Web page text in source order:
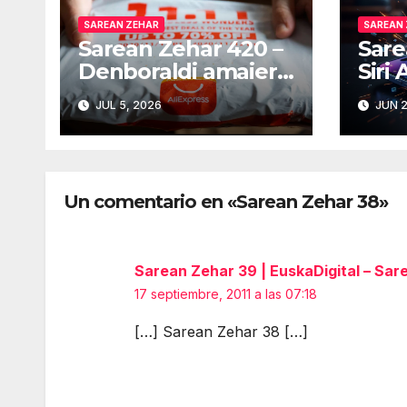
SAREAN ZEHAR
Sarean Zehar 420 –
Denboraldi amaiera:
EBko muga-zerga
berriak AliExpressi,
AEBetako AAren
Androidengatik eta
amaiera
JUL 5, 2026
SAREAN
Siri
JUN
Un comentario en «Sarean Zehar 38»
Sarean Zehar 39 | EuskaDigital –
17 septiembre, 2011 a las 07:18
[…] Sarean Zehar 38 […]